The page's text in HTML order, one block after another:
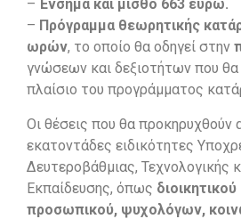
–Ένσημα και μισθό 663 ευρώ.
– Πρόγραμμα θεωρητικής
ωρών, το οποίο θα οδηγεί στην
γνώσεων και δεξιοτήτων που
πλαίσιο του προγράμματος
Οι θέσεις που θα προκηρυχθούν
εκατοντάδες ειδικότητες
Δευτεροβάθμιας, Τεχνολογικής
Εκπαίδευσης, όπως
προσωπικού, ψυχολόγων,